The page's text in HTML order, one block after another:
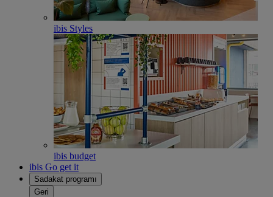
ibis Styles
ibis budget
ibis Go get it
Sadakat programı
Geri